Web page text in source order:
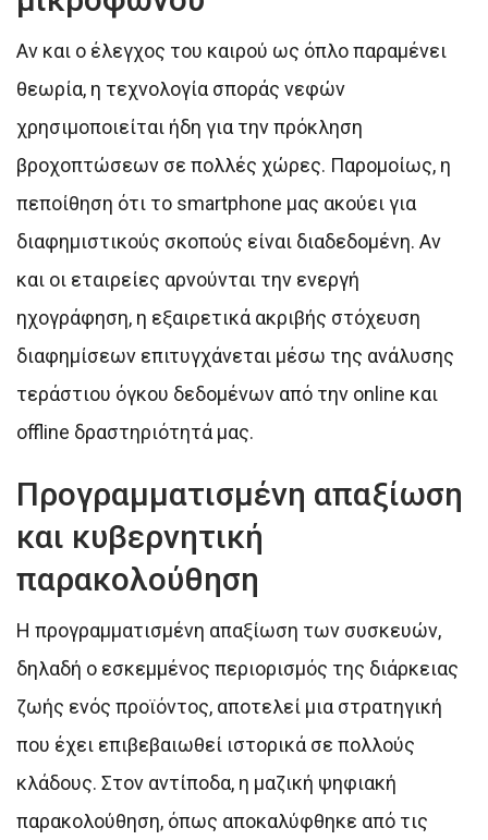
Αν και ο έλεγχος του καιρού ως όπλο παραμένει
θεωρία, η τεχνολογία σποράς νεφών
χρησιμοποιείται ήδη για την πρόκληση
βροχοπτώσεων σε πολλές χώρες. Παρομοίως, η
πεποίθηση ότι το smartphone μας ακούει για
διαφημιστικούς σκοπούς είναι διαδεδομένη. Αν
και οι εταιρείες αρνούνται την ενεργή
ηχογράφηση, η εξαιρετικά ακριβής στόχευση
διαφημίσεων επιτυγχάνεται μέσω της ανάλυσης
τεράστιου όγκου δεδομένων από την online και
offline δραστηριότητά μας.
Προγραμματισμένη απαξίωση
και κυβερνητική
παρακολούθηση
Η προγραμματισμένη απαξίωση των συσκευών,
δηλαδή ο εσκεμμένος περιορισμός της διάρκειας
ζωής ενός προϊόντος, αποτελεί μια στρατηγική
που έχει επιβεβαιωθεί ιστορικά σε πολλούς
κλάδους. Στον αντίποδα, η μαζική ψηφιακή
παρακολούθηση, όπως αποκαλύφθηκε από τις